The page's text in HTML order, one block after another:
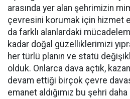
arasında yer alan şehrimizin
çevresini korumak için hizmet
da farklı alanlardaki
kadar doğal güzelliklerimizi
her türlü planın ve statü
olduk. Onlarca dava açtık,
devam ettiği birçok çevre
emanet aldığımız bu şehri